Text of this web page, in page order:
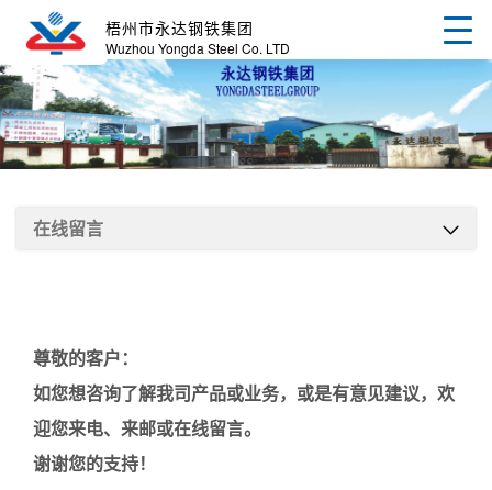
梧州市永达钢铁集团
Wuzhou Yongda Steel Co. LTD
在线留言
尊敬的客户：
如您想咨询了解我司产品或业务，或是有意见建议，欢
迎您来电、来邮或在线留言。
谢谢您的支持！